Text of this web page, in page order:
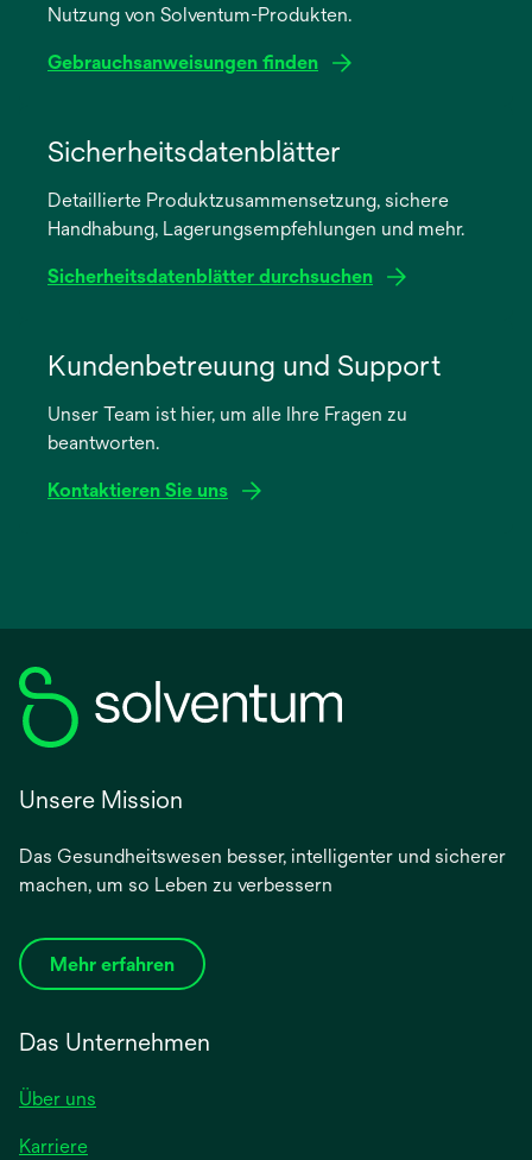
Nutzung von Solventum-Produkten.
Gebrauchsanweisungen finden
neuen
Registerkarte
Sicherheitsdatenblätter
Detaillierte Produktzusammensetzung, sichere
Handhabung, Lagerungsempfehlungen und mehr.
Sicherheitsdatenblätter durchsuchen
neuen
Registerkarte
Kundenbetreuung und Support
Unser Team ist hier, um alle Ihre Fragen zu
beantworten.
Kontaktieren Sie uns
Unsere Mission
Das Gesundheitswesen besser, intelligenter und sicherer
machen, um so Leben zu verbessern
Mehr erfahren
Das Unternehmen
Über uns
Karriere